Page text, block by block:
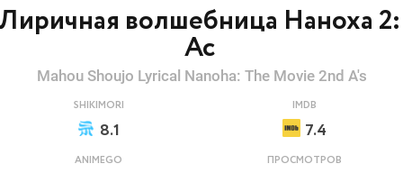
Лиричная волшебница Наноха 2:
Ас
Mahou Shoujo Lyrical Nanoha: The Movie 2nd A's
SHIKIMORI
8.1
IMDB
7.4
ANIMEGO ПРОСМОТРОВ